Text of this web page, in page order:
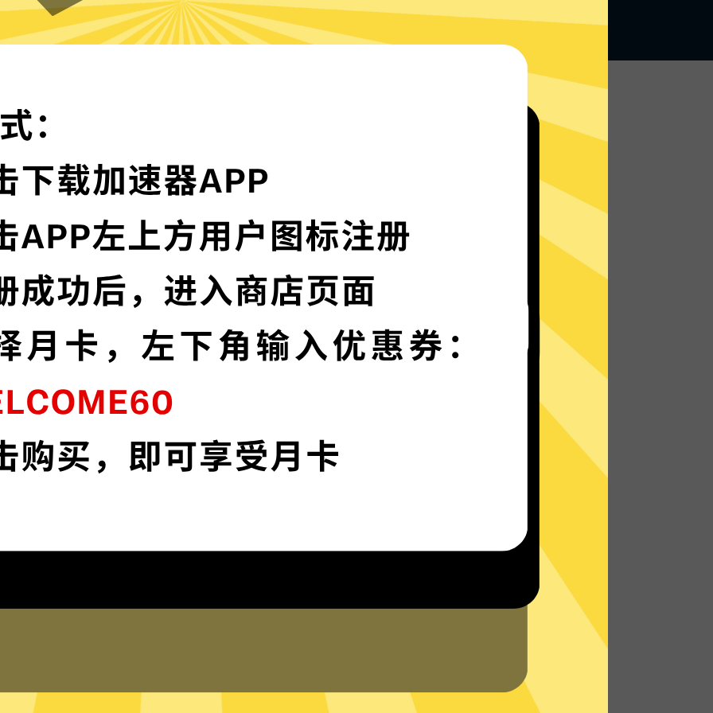
卓越的加密技术
雷霆加速器采用最前沿的数据加密技术，使
您全面掌控您的网络隐私与安全。
下载雷霆加速器App
无论何地，无限访问
雷霆加速器的自研发通信协议，使您无论是
在路上还是沙发上，都能轻松快速地访问网
配置